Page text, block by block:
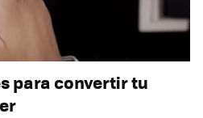
para convertir tu